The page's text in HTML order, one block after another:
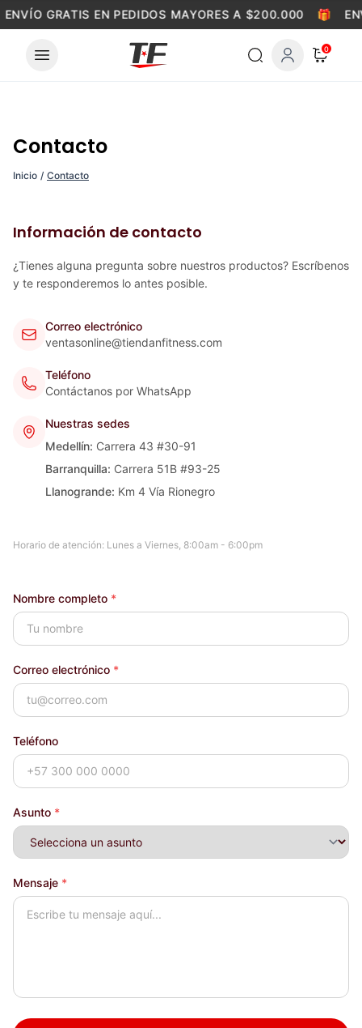
Skip to content
ENVÍO GRATIS EN PEDIDOS MAYORES A $200.000 🎁
0
Contacto
Inicio / Contacto
Información de contacto
¿Tienes alguna pregunta sobre nuestros productos? Escríbenos
y te responderemos lo antes posible.
Correo electrónico
ventasonline@tiendanfitness.com
Teléfono
Contáctanos por WhatsApp
Nuestras sedes
Medellín: Carrera 43 #30-91
Barranquilla: Carrera 51B #93-25
Llanogrande: Km 4 Vía Rionegro
Horario de atención: Lunes a Viernes, 8:00am - 6:00pm
Nombre completo *
Correo electrónico *
Teléfono
Asunto *
Mensaje *